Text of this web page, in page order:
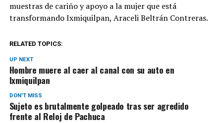
muestras de cariño y apoyo a la mujer que está
transformando Ixmiquilpan, Araceli Beltrán Contreras.
RELATED TOPICS:
UP NEXT
Hombre muere al caer al canal con su auto en
Ixmiquilpan
DON'T MISS
Sujeto es brutalmente golpeado tras ser agredido
frente al Reloj de Pachuca